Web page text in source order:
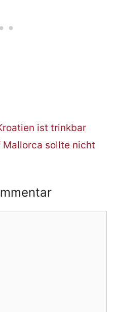
ist trinkbar
sollte nicht